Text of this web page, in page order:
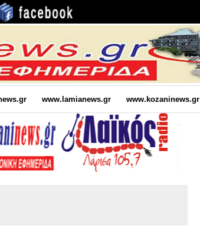
www.lamianews.gr www.kozaninews.gr